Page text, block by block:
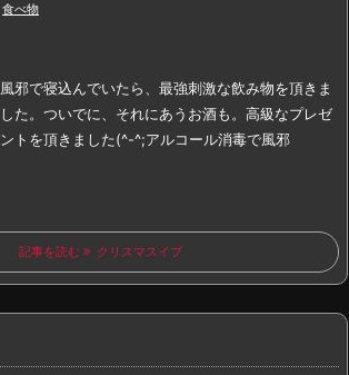
食べ物
風邪で寝込んでいたら、 最強刺激な飲み物を頂きま
した。 ついでに、それにあう お酒も。 高級なプレゼ
ントを頂きました(^-^;アルコール消毒で風邪
記事を読む クリスマスイブ